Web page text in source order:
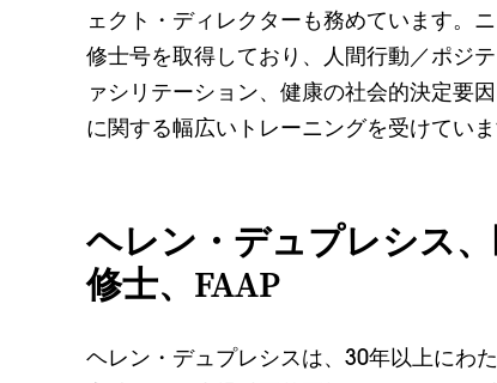
ェクト・ディレクターも務めています。
修士号を取得しており、人間行動／ポジ
ァシリテーション、健康の社会的決定要
に関する幅広いトレーニングを受けていま
ヘレン・デュプレシス
修士、FAAP
ヘレン・デュプレシスは、30年以上にわ